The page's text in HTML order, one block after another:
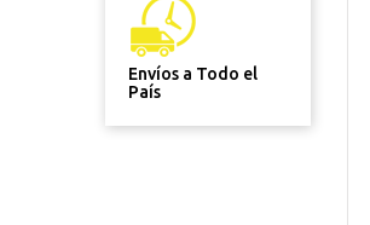
Envíos a Todo el
País